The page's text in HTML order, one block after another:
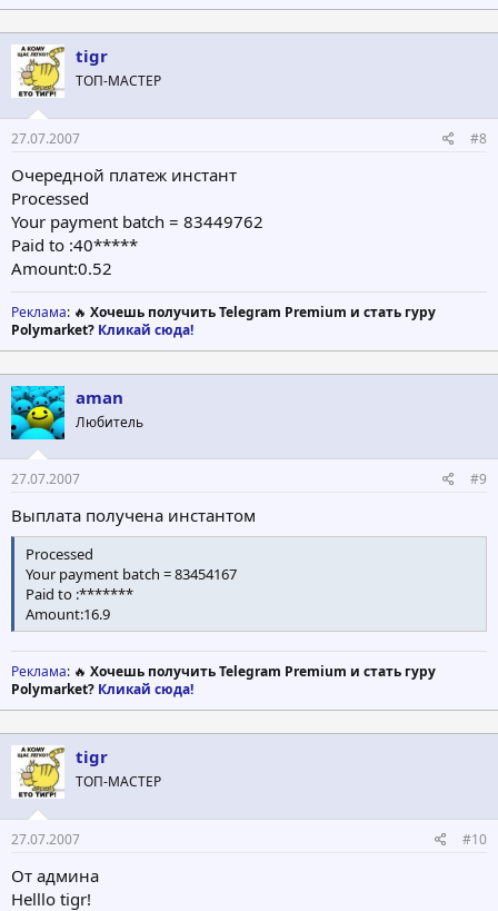
tigr
ТОП-МАСТЕР
27.07.2007 #8
Очередной платеж инстант
Processed
Your payment batch = 83449762
Paid to :40*****
Amount:0.52
Реклама: 🔥 Хочешь получить Telegram Premium и стать гуру
Polymarket? Кликай сюда!
aman
Любитель
27.07.2007 #9
Выплата получена инстантом
Processed
Your payment batch = 83454167
Paid to :*******
Amount:16.9
Реклама: 🔥 Хочешь получить Telegram Premium и стать гуру
Polymarket? Кликай сюда!
tigr
ТОП-МАСТЕР
27.07.2007 #10
От админа
Helllo tigr!